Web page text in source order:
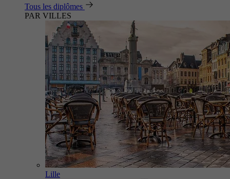
Tous les diplômes
PAR VILLES
Lille